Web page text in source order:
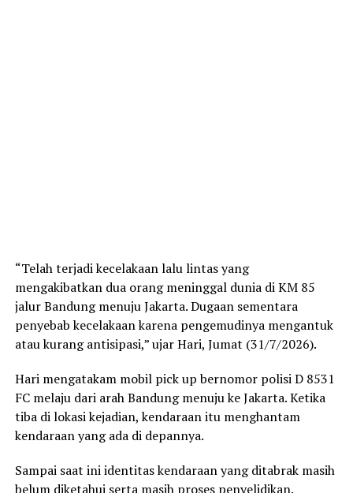
“Telah terjadi kecelakaan lalu lintas yang
mengakibatkan dua orang meninggal dunia di KM 85
jalur Bandung menuju Jakarta. Dugaan sementara
penyebab kecelakaan karena pengemudinya mengantuk
atau kurang antisipasi,” ujar Hari, Jumat (31/7/2026).
Hari mengatakam mobil pick up bernomor polisi D 8531
FC melaju dari arah Bandung menuju ke Jakarta. Ketika
tiba di lokasi kejadian, kendaraan itu menghantam
kendaraan yang ada di depannya.
Sampai saat ini identitas kendaraan yang ditabrak masih
belum diketahui serta masih proses penyelidikan.